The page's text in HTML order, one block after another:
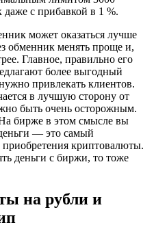
с прибавкой в 1 %.
может оказаться лучше
обменник менять проще и,
Главное, правильно его
более выгодный
привлекать клиентов.
в лучшую сторону от
быть очень осторожным.
бирже в этом смысле вы
— это самый
криптовалюты.
деньги с биржи, то тоже
на рубли и